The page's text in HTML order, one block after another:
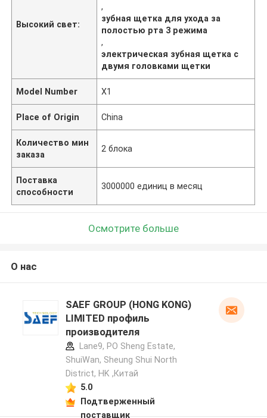
Высокий свет:
,
зубная щетка для ухода за
полостью рта 3 режима
,
электрическая зубная щетка с
двумя головками щетки
Model Number X1
Place of Origin China
Количество мин
заказа
2 блока
Поставка
способности
3000000 единиц в месяц
Осмотрите больше
О нас
SAEF GROUP (HONG KONG)
LIMITED профиль
производителя
Lane9, PO Sheng Estate,
ShuiWan, Sheung Shui North
District, HK ,Китай
5.0
Подтверженный
поставщик